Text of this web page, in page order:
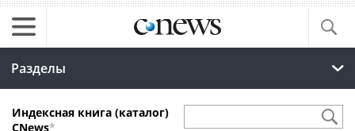
Разделы
Индексная книга (каталог)
CNews*